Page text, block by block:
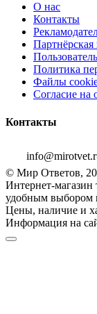
О нас
Контакты
Политика
Файлы
Согласие на
Контакты
© Мир Ответов,
Интернет-магазин
удобным выбором
Цены, наличие и
Информация на